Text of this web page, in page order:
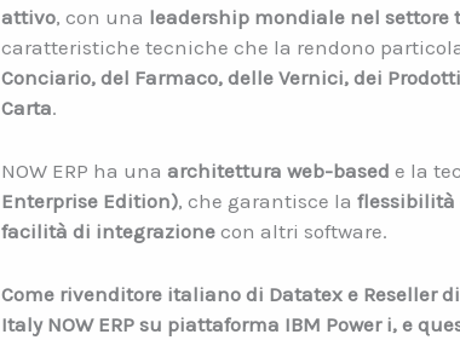
attivo, con una leadership mondiale nel settore
caratteristiche tecniche che la rendono
Conciario, del Farmaco, delle Vernici, dei
Carta.
NOW ERP ha una architettura web-based e la
Enterprise Edition), che garantisce la flessibilità
facilità di integrazione con altri software.
Come rivenditore italiano di Datatex e Reseller
Italy NOW ERP su piattaforma IBM Power i, e